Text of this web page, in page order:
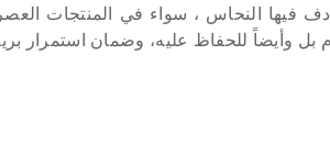
فيها النحاس ، سواء في المنتجات
وأيضاً للحفاظ عليه، وضمان استمرار